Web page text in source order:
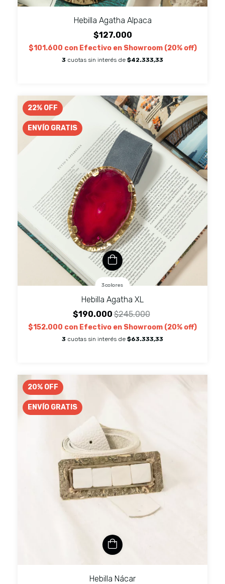
Hebilla Agatha Alpaca
$127.000
$101.600 con Efectivo en Showroom (20% off)
3 cuotas sin interés de $42.333,33
22% OFF
ENVÍO GRATIS
3 colores
Hebilla Agatha XL
$190.000$245.000
$152.000 con Efectivo en Showroom (20% off)
3 cuotas sin interés de $63.333,33
20% OFF
ENVÍO GRATIS
Hebilla Nácar